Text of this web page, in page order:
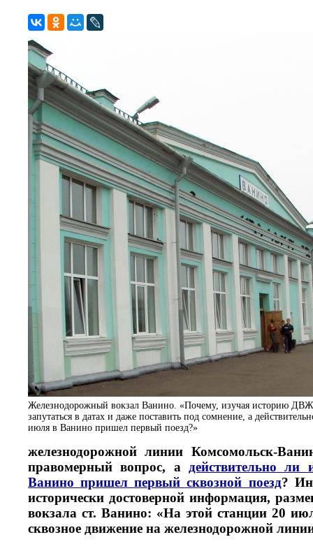
Железнодорожный вокзал Ванино. «Почему, изучая историю
запутаться в датах и даже поставить под сомнение, а
июля в Ванино пришел первый поезд?»
железнодорожной линии Комсомольск-
правомерный вопрос, а действительно
Ванино пришел первый сквозной поезд?
исторически достоверной информация,
вокзала ст. Ванино: «На этой станции 20
сквозное движение на железнодорожной